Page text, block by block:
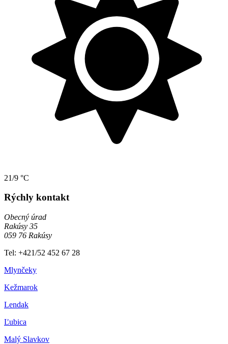
21/9 °C
Rýchly kontakt
Obecný úrad
Rakúsy 35
059 76 Rakúsy
Tel: +421/52 452 67 28
Mlynčeky
Kežmarok
Lendak
Ľubica
Malý Slavkov